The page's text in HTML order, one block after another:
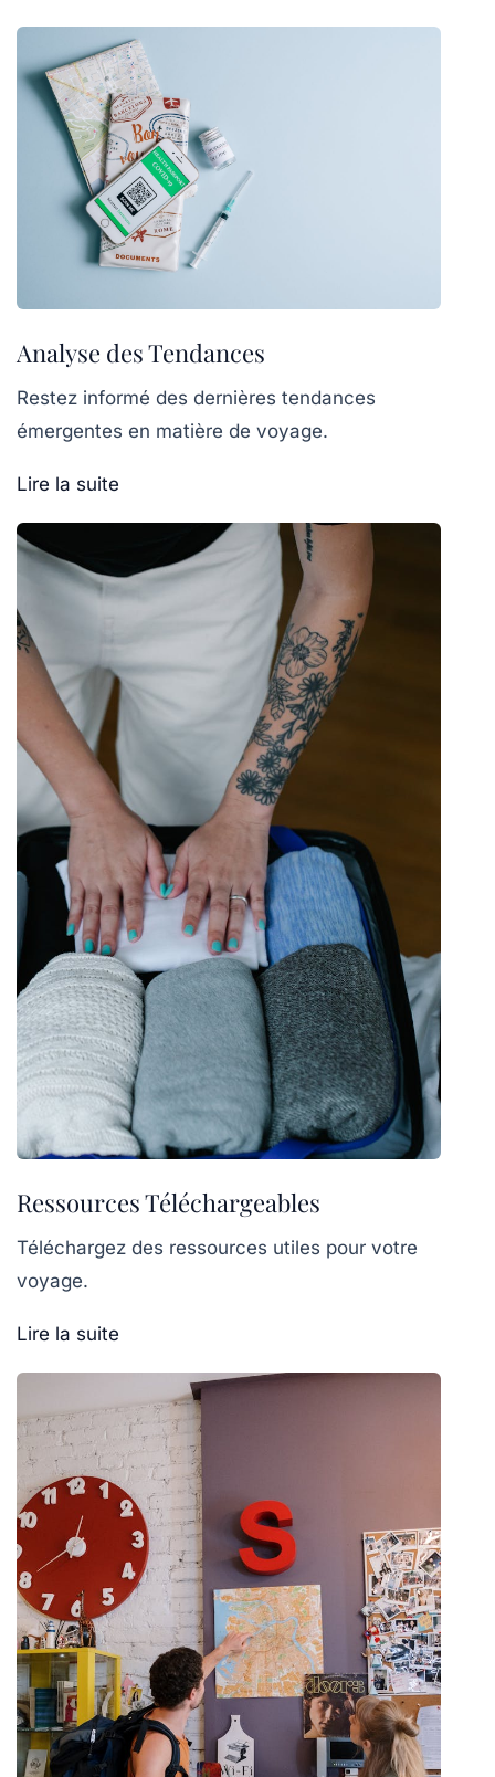
Analyse des Tendances
Restez informé des dernières tendances
émergentes en matière de voyage.
Lire la suite
Ressources Téléchargeables
Téléchargez des ressources utiles pour votre
voyage.
Lire la suite